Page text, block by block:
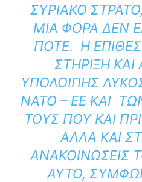
ΣΥΡΙΑΚΌ
ΜΙΑ ΦΟΡΆ ΔΕΝ
ΠΟΤΈ. Η
ΣΤΉΡΙΞΗ
ΥΠΌΛΟΙΠΗΣ
ΝΑΤΟ – ΕΕ ΚΑΙ
ΤΟΥΣ ΠΟΥ ΚΑΙ
ΑΛΛΆ ΚΑΙ
ΑΝΑΚΟΙΝΏΣΕΙΣ
ΑΥΤΌ,